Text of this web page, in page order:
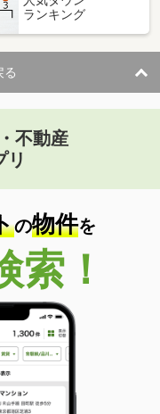
ランキング
る
不動産
リ
の物件を
索！